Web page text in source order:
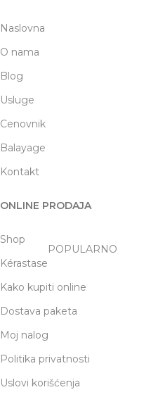
Naslovna
O nama
Blog
Usluge
Cenovnik
Balayage
Kontakt
ONLINE PRODAJA
Shop
Kérastase
POPULARNO
Kako kupiti online
Dostava paketa
Moj nalog
Politika privatnosti
Uslovi korišćenja